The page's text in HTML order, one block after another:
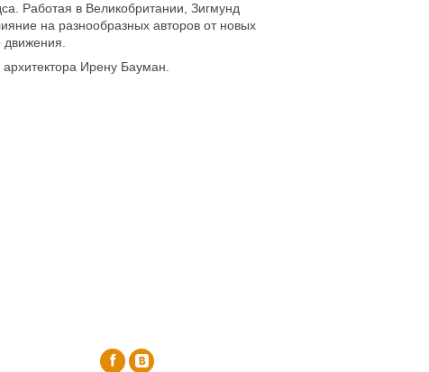
Работая в Великобритании, Зигмунд
на разнообразных авторов от новых
Ирену Бауман.